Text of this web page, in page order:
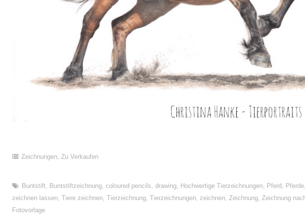
Zeichnungen, Zu Verkaufen
Buntstift, Buntstiftzeichnung, coloured pencils drawing, Hochwertige Tierzeichnungen, Pferd, Pferde,
zeichnen lassen, Tiere zeichnen, Tierzeichnung, Tierzeichnungen, zeichnen, Zeichnung, Zeichnung
Fotovorlage